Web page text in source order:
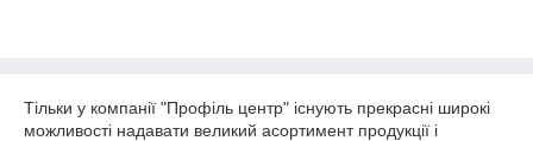
Тільки у компанії "Профіль центр" існують прекрасні широкі
можливості надавати великий асортимент продукції і